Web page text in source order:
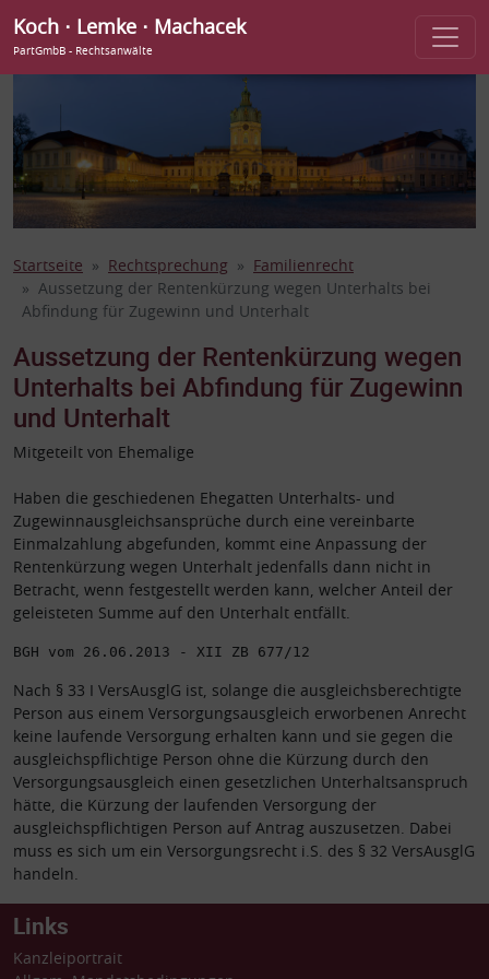
Koch ⋅ Lemke ⋅ Machacek
PartGmbB - Rechtsanwälte
Startseite Rechtsprechung
Familienrecht
Aussetzung der Rentenkürzung wegen Unterhalts bei
Abfindung für Zugewinn und Unterhalt
Aussetzung der Rentenkürzung wegen
Unterhalts bei Abfindung für Zugewinn
und Unterhalt
Mitgeteilt von Ehemalige
Haben die geschiedenen Ehegatten Unterhalts- und
Zugewinnausgleichsansprüche durch eine vereinbarte
Einmalzahlung abgefunden, kommt eine Anpassung der
Rentenkürzung wegen Unterhalt jedenfalls dann nicht in
Betracht, wenn festgestellt werden kann, welcher Anteil der
geleisteten Summe auf den Unterhalt entfällt.
BGH vom 26.06.2013 - XII ZB 677/12
Nach § 33 I VersAusglG ist, solange die ausgleichsberechtigte
Person aus einem Versorgungsausgleich erworbenen Anrecht
keine laufende Versorgung erhalten kann und sie gegen die
ausgleichspflichtige Person ohne die Kürzung durch den
Versorgungsausgleich einen gesetzlichen Unterhaltsanspruch
hätte, die Kürzung der laufenden Versorgung der
ausgleichspflichtigen Person auf Antrag auszusetzen. Dabei
muss es sich um ein Versorgungsrecht i.S. des § 32 VersAusglG
handeln.
Links
Kanzleiportrait